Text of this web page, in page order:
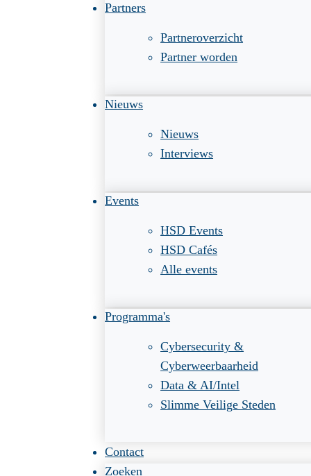
Partners
Partneroverzicht
Partner worden
Nieuws
Nieuws
Interviews
Events
HSD Events
HSD Cafés
Alle events
Programma's
Cybersecurity &
Cyberweerbaarheid
Data & AI/Intel
Slimme Veilige Steden
Contact
Zoeken